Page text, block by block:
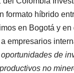
formato híbrido
en Bogotá y en
empresarios
de
no